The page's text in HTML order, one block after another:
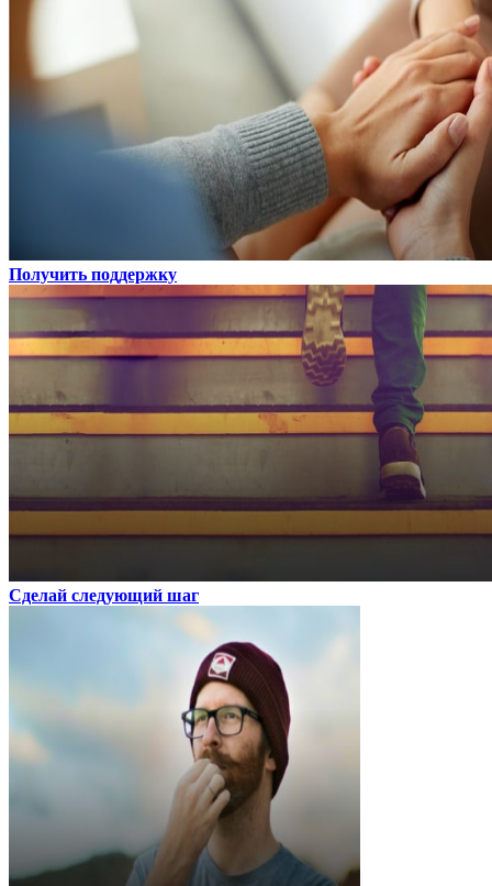
Получить поддержку
Сделай следующий шаг